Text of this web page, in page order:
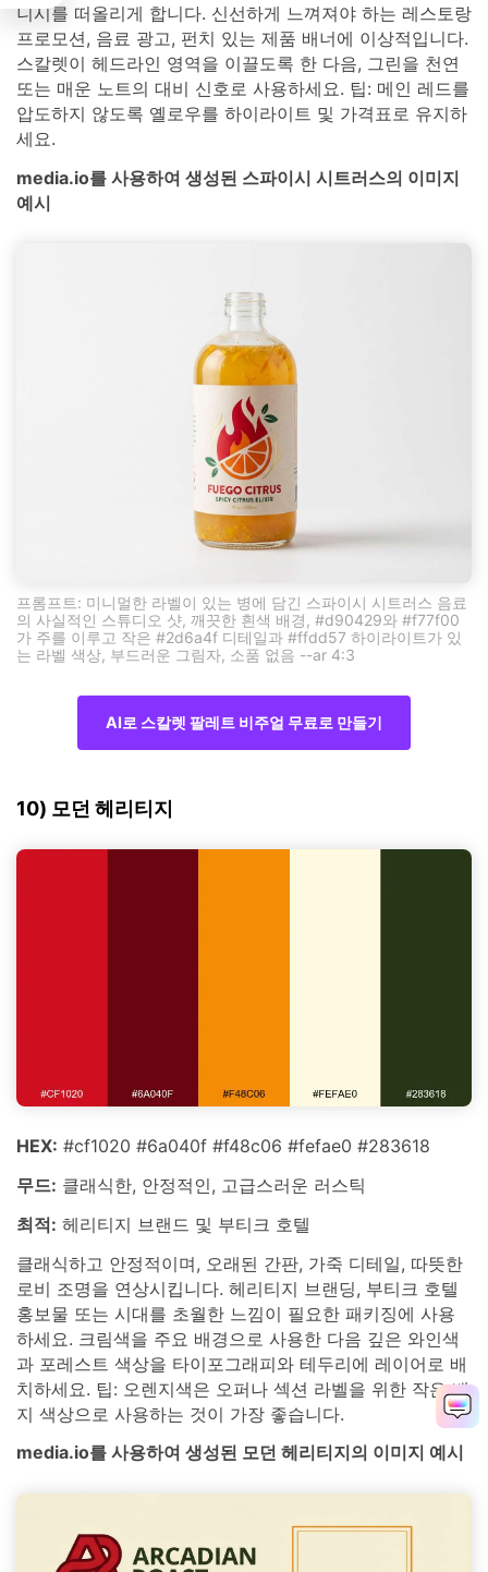
니시를 떠올리게 합니다. 신선하게 느껴져야 하는 레스토랑
프로모션, 음료 광고, 펀치 있는 제품 배너에 이상적입니다.
스칼렛이 헤드라인 영역을 이끌도록 한 다음, 그린을 천연
또는 매운 노트의 대비 신호로 사용하세요. 팁: 메인 레드를
압도하지 않도록 옐로우를 하이라이트 및 가격표로 유지하
세요.
media.io를 사용하여 생성된 스파이시 시트러스의 이미지
예시
프롬프트: 미니멀한 라벨이 있는 병에 담긴 스파이시 시트러스 음료
의 사실적인 스튜디오 샷, 깨끗한 흰색 배경, #d90429와 #f77f00
가 주를 이루고 작은 #2d6a4f 디테일과 #ffdd57 하이라이트가 있
는 라벨 색상, 부드러운 그림자, 소품 없음 --ar 4:3
AI로 스칼렛 팔레트 비주얼 무료로 만들기
10) 모던 헤리티지
HEX: #cf1020 #6a040f #f48c06 #fefae0 #283618
무드: 클래식한, 안정적인, 고급스러운 러스틱
최적: 헤리티지 브랜드 및 부티크 호텔
클래식하고 안정적이며, 오래된 간판, 가죽 디테일, 따뜻한
로비 조명을 연상시킵니다. 헤리티지 브랜딩, 부티크 호텔
홍보물 또는 시대를 초월한 느낌이 필요한 패키징에 사용
하세요. 크림색을 주요 배경으로 사용한 다음 깊은 와인색
과 포레스트 색상을 타이포그래피와 테두리에 레이어로 배
치하세요. 팁: 오렌지색은 오퍼나 섹션 라벨을 위한 작은 배
지 색상으로 사용하는 것이 가장 좋습니다.
media.io를 사용하여 생성된 모던 헤리티지의 이미지 예시